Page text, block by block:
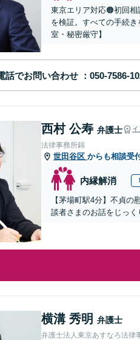
東京エリア対応🟠初回
を検証。すべての手続
室・秘密厳守】
話でお問い合わせ
西村 公寿 弁護士
法律事務所錦
世田谷区 からも相談受
内縁解消
【茅場町駅4分】不貞
談者さまのお話をじっく
横溝 秀明 弁護士
弁護士法人東京あすなろ法律